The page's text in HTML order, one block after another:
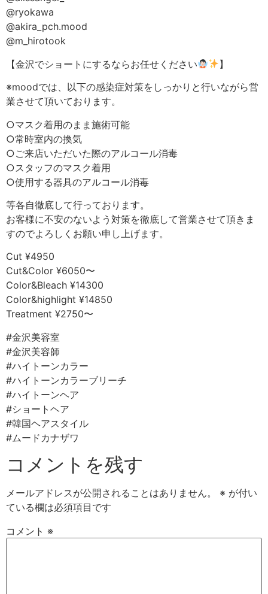
@ryokawa
@akira_pch.mood
@m_hirotook
【金沢でショートにするならお任せください
】
※moodでは、以下の感染症対策をしっかりと行いながら営
業させて頂いております。
○マスク着用のまま施術可能
○常時室内の換気
○ご来店いただいた際のアルコール消毒
○スタッフのマスク着用
○使用する器具のアルコール消毒
等各自徹底して行っております。
お客様に不安のないよう対策を徹底して営業させて頂きま
すのでよろしくお願い申し上げます。
Cut ¥4950
Cut&Color ¥6050〜
Color&Bleach ¥14300
Color&highlight ¥14850
Treatment ¥2750〜
#金沢美容室
#金沢美容師
#ハイトーンカラー
#ハイトーンカラーブリーチ
#ハイトーンヘア
#ショートヘア
#韓国ヘアスタイル
#ムードカナザワ
コメントを残す
メールアドレスが公開されることはありません。 ※ が付い
ている欄は必須項目です
コメント ※